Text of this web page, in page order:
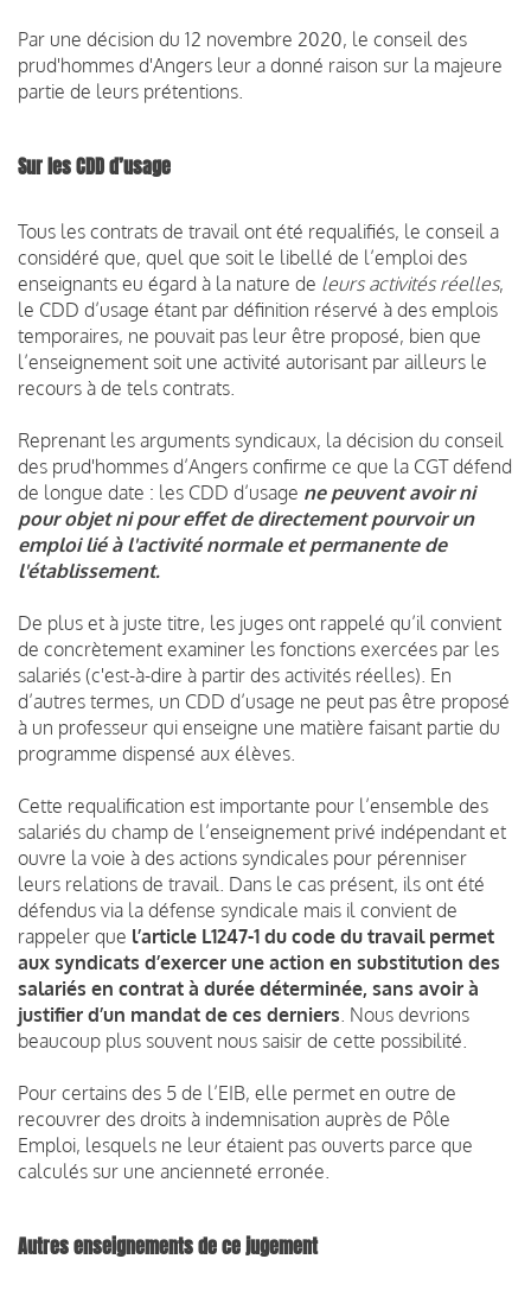
Par une décision du 12 novembre 2020, le conseil des
prud'hommes d'Angers leur a donné raison sur la majeure
partie de leurs prétentions.
Sur les CDD d’usage
Tous les contrats de travail ont été requalifiés, le conseil a
considéré que, quel que soit le libellé de l’emploi des
enseignants eu égard à la nature de leurs activités réelles,
le CDD d’usage étant par définition réservé à des emplois
temporaires, ne pouvait pas leur être proposé, bien que
l’enseignement soit une activité autorisant par ailleurs le
recours à de tels contrats.
Reprenant les arguments syndicaux, la décision du conseil
des prud'hommes d’Angers confirme ce que la CGT défend
de longue date : les CDD d’usage ne peuvent avoir ni
pour objet ni pour effet de directement pourvoir un
emploi lié à l'activité normale et permanente de
l'établissement.
De plus et à juste titre, les juges ont rappelé qu’il convient
de concrètement examiner les fonctions exercées par les
salariés (c'est-à-dire à partir des activités réelles). En
d’autres termes, un CDD d’usage ne peut pas être proposé
à un professeur qui enseigne une matière faisant partie du
programme dispensé aux élèves.
Cette requalification est importante pour l’ensemble des
salariés du champ de l’enseignement privé indépendant et
ouvre la voie à des actions syndicales pour pérenniser
leurs relations de travail. Dans le cas présent, ils ont été
défendus via la défense syndicale mais il convient de
rappeler que l’article L1247-1 du code du travail permet
aux syndicats d’exercer une action en substitution des
salariés en contrat à durée déterminée, sans avoir à
justifier d’un mandat de ces derniers . Nous devrions
beaucoup plus souvent nous saisir de cette possibilité.
Pour certains des 5 de l’EIB, elle permet en outre de
recouvrer des droits à indemnisation auprès de Pôle
Emploi, lesquels ne leur étaient pas ouverts parce que
calculés sur une ancienneté erronée.
Autres enseignements de ce jugement